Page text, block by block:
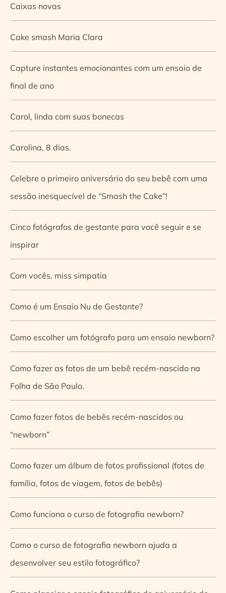
Caixas novas
Cake smash Maria Clara
Capture instantes emocionantes com um ensaio de
final de ano
Carol, linda com suas bonecas
Carolina, 8 dias.
Celebre o primeiro aniversário do seu bebê com uma
sessão inesquecível de “Smash the Cake”!
Cinco fotógrafos de gestante para você seguir e se
inspirar
Com vocês, miss simpatia
Como é um Ensaio Nu de Gestante?
Como escolher um fotógrafo para um ensaio newborn?
Como fazer as fotos de um bebê recém-nascido na
Folha de São Paulo.
Como fazer fotos de bebês recém-nascidos ou
“newborn”
Como fazer um álbum de fotos profissional (fotos de
família, fotos de viagem, fotos de bebês)
Como funciona o curso de fotografia newborn?
Como o curso de fotografia newborn ajuda a
desenvolver seu estilo fotográfico?